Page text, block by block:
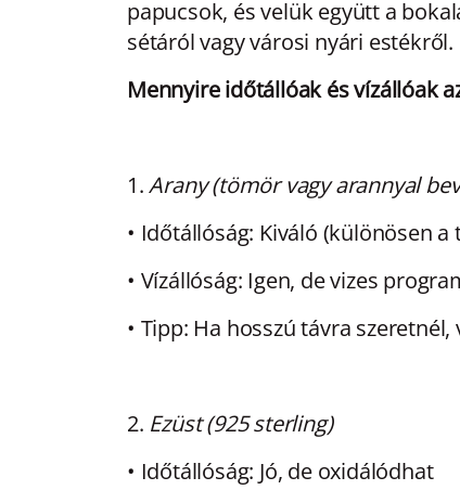
papucsok, és velük együtt a
sétáról vagy városi nyári
Mennyire időtállóak és vízállóak
1.Arany (tömör vagy arannyal
• Időtállóság: Kiváló (különösen
• Vízállóság: Igen, de vizes
• Tipp: Ha hosszú távra szeretnél,
2. Ezüst (925 sterling)
• Időtállóság: Jó, de oxidálódhat